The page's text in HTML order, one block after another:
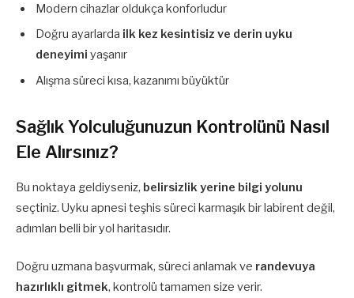
Modern cihazlar oldukça konforludur
Doğru ayarlarda ilk kez kesintisiz ve derin uyku
deneyimi yaşanır
Alışma süreci kısa, kazanımı büyüktür
Sağlık Yolculuğunuzun Kontrolünü Nasıl
Ele Alırsınız?
Bu noktaya geldiyseniz, belirsizlik yerine bilgi yolunu
seçtiniz. Uyku apnesi teşhis süreci karmaşık bir labirent değil,
adımları belli bir yol haritasıdır.
Doğru uzmana başvurmak, süreci anlamak ve randevuya
hazırlıklı gitmek, kontrolü tamamen size verir.